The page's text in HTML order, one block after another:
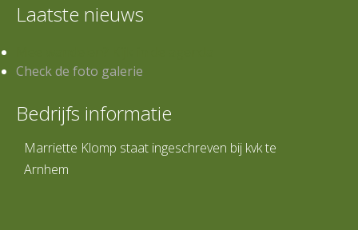
Laatste nieuws
Check de foto galerie
Bedrijfs informatie
Marriette Klomp staat ingeschreven bij kvk te
Arnhem